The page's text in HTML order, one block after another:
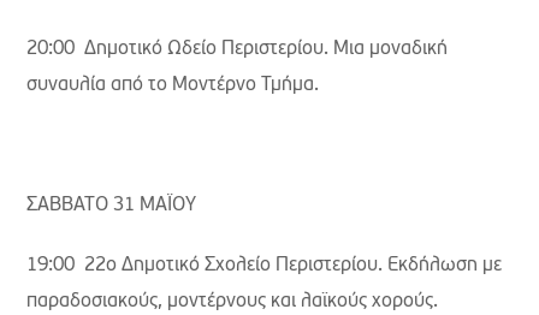
20:00 Δημοτικό Ωδείο Περιστερίου. Μια μοναδική
συναυλία από το Μοντέρνο Τμήμα.
ΣΑΒΒΑΤΟ 31 ΜΑΪΟΥ
19:00 22ο Δημοτικό Σχολείο Περιστερίου. Εκδήλωση με
παραδοσιακούς, μοντέρνους και λαϊκούς χορούς.